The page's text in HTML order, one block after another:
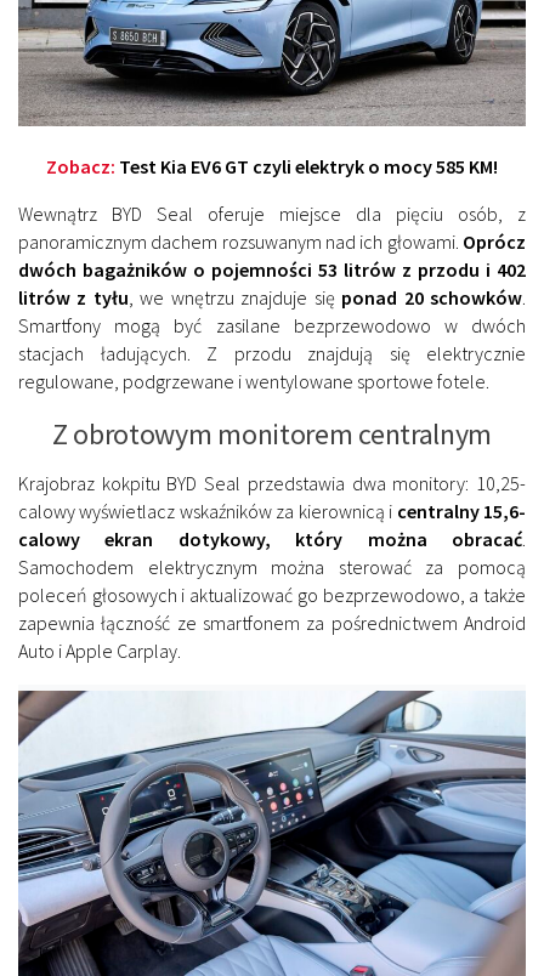
Zobacz: Test Kia EV6 GT czyli elektryk o mocy 585 KM!
Wewnątrz BYD Seal oferuje miejsce dla pięciu osób, z
panoramicznym dachem rozsuwanym nad ich głowami. Oprócz
dwóch bagażników o pojemności 53 litrów z przodu i 402
litrów z tyłu , we wnętrzu znajduje się ponad 20 schowków
Smartfony mogą być zasilane bezprzewodowo w dwóch
stacjach ładujących. Z przodu znajdują się elektrycznie
regulowane, podgrzewane i wentylowane sportowe fotele.
Z obrotowym monitorem centralnym
Krajobraz kokpitu BYD Seal przedstawia dwa monitory: 10,25-
calowy wyświetlacz wskaźników za kierownicą i centralny 15,6-
calowy ekran dotykowy, który można obracać
Samochodem elektrycznym można sterować za pomocą
poleceń głosowych i aktualizować go bezprzewodowo, a także
zapewnia łączność ze smartfonem za pośrednictwem Android
Auto i Apple Carplay.